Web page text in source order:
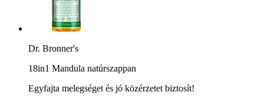
Dr. Bronner's
18in1 Mandula natúrszappan
Egyfajta melegséget és jó közérzetet biztosít!